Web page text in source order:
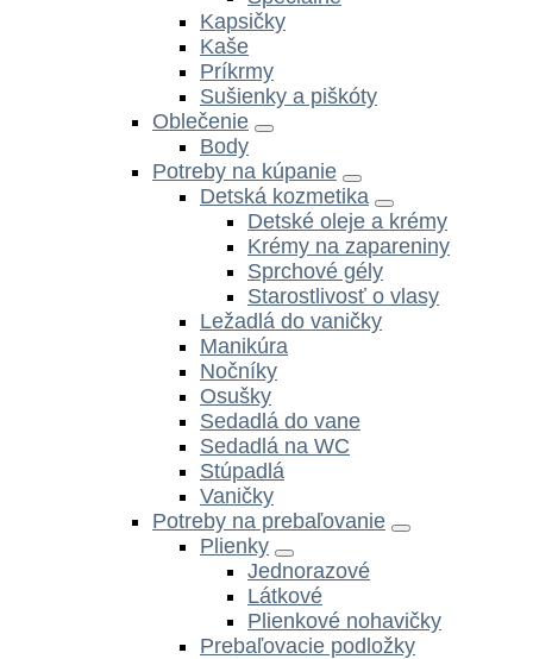
Kapsičky
Kaše
Príkrmy
Sušienky a piškóty
Oblečenie
Body
Potreby na kúpanie
Detská kozmetika
Detské oleje a krémy
Krémy na zapareniny
Sprchové gély
Starostlivosť o vlasy
Ležadlá do vaničky
Manikúra
Nočníky
Osušky
Sedadlá do vane
Sedadlá na WC
Stúpadlá
Vaničky
Potreby na prebaľovanie
Plienky
Jednorazové
Látkové
Plienkové nohavičky
Prebaľovacie podložky